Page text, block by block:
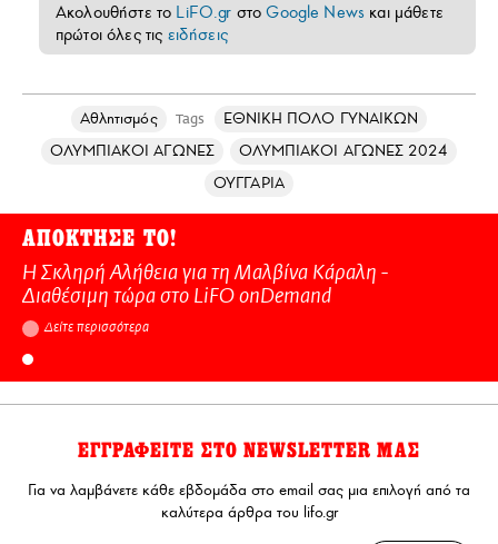
Ακολουθήστε το LiFO.gr στοGoogle News και μάθετε
πρώτοι όλες τις ειδήσεις
Αθλητισμός Tags
ΕΘΝΙΚΗ ΠΟΛΟ ΓΥΝΑΙΚΩΝ
ΟΛΥΜΠΙΑΚΟΙ ΑΓΩΝΕΣ
ΟΛΥΜΠΙΑΚΟΙ ΑΓΩΝΕΣ 2024
ΟΥΓΓΑΡΙΑ
ΑΠΟΚΤΗΣΕ ΤΟ!
Η Σκληρή Αλήθεια για τη Μαλβίνα Κάραλη -
Διαθέσιμη τώρα στo LiFO onDemand
Δείτε περισσότερα
ΕΓΓΡΑΦΕΙΤΕ ΣΤΟ NEWSLETTER ΜΑΣ
Για να λαμβάνετε κάθε εβδομάδα στο email σας μια επιλογή από τα
καλύτερα άρθρα του lifo.gr